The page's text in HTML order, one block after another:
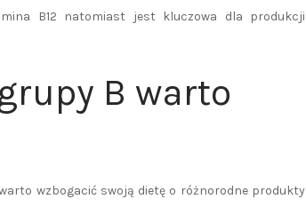
B12 natomiast jest kluczowa dla produkcji
B warto
wzbogacić swoją dietę o różnorodne produkty